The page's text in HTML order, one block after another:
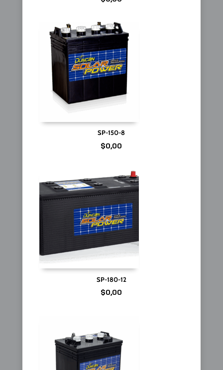
SP-150-8
$0,00
SP-180-12
$0,00